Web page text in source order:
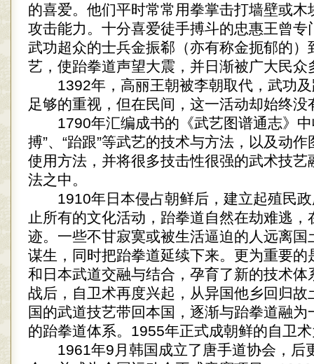
的喜爱。他们平时常常用拳掌击打墙壁或木
攻击能力。十分喜爱徒手搏斗的忠惠王曾专
武功超众的士兵金振郗（亦有称金扼郁的）
艺，使跆拳道声望大震，并日渐被广大民众
1392年，高丽王朝被李朝取代，武功及
足够的重视，但在民间，这一活动却始终没
1790年汇编成书的《武艺图谱通志》中
搏”、“跆跟”等武艺的技术与方法，以及动
使用方法，并将很多技击性很强的武术技艺
法之中。
1910年日本侵占朝鲜后，建立起殖民政
止所有的文化活动，跆拳道自然在劫难逃，
迹。一些不甘寂寞或被生活逼迫的人远离国
谋生，同时把跆拳道延续下来。更为重要的
和日本武道交融与结合，孕育了新的技术体
战后，自卫术再度兴起，从异国他乡回归故
国的武道技艺带回本国，逐渐与跆拳道融为
的跆拳道体系。1955年正式成朝鲜的自卫术
1961年9月韩国成立了唐手道协会，后